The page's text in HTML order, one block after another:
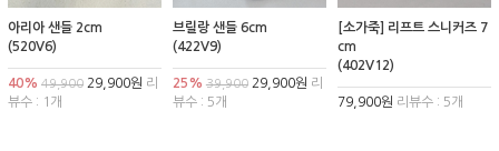
아리아 샌들 2cm
(520V6)
40% 49,900 29,900원 리
뷰수 : 1개
브릴랑 샌들 6cm
(422V9)
25% 39,90029,900원 리
뷰수 : 5개
[소가죽] 리프트 스니커즈 7
cm
(402V12)
79,900원 리뷰수 : 5개